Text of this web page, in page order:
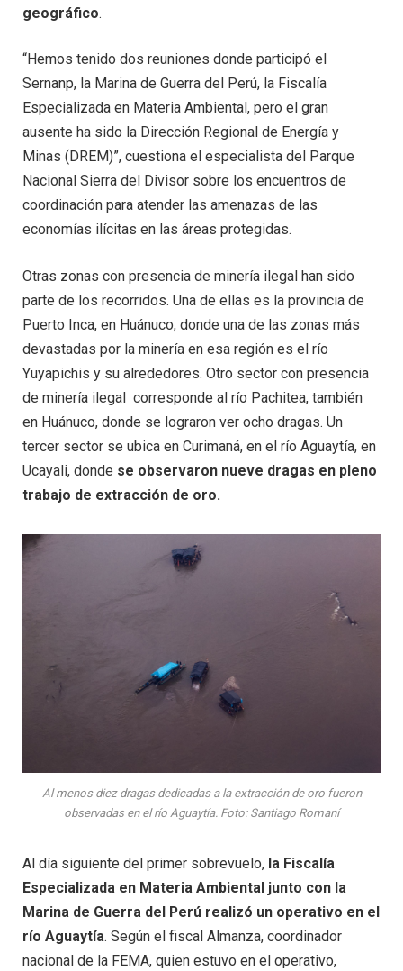
geográfico.
“Hemos tenido dos reuniones donde participó el
Sernanp, la Marina de Guerra del Perú, la Fiscalía
Especializada en Materia Ambiental, pero el gran
ausente ha sido la Dirección Regional de Energía y
Minas (DREM)”, cuestiona el especialista del Parque
Nacional Sierra del Divisor sobre los encuentros de
coordinación para atender las amenazas de las
economías ilícitas en las áreas protegidas.
Otras zonas con presencia de minería ilegal han sido
parte de los recorridos. Una de ellas es la provincia de
Puerto Inca, en Huánuco, donde una de las zonas más
devastadas por la minería en esa región es el río
Yuyapichis y su alrededores. Otro sector con presencia
de minería ilegal corresponde al río Pachitea, también
en Huánuco, donde se lograron ver ocho dragas. Un
tercer sector se ubica en Curimaná, en el río Aguaytía, en
Ucayali, donde se observaron nueve dragas en pleno
trabajo de extracción de oro.
Al menos diez dragas dedicadas a la extracción de oro fueron
observadas en el río Aguaytía. Foto: Santiago Romaní
Al día siguiente del primer sobrevuelo, la Fiscalía
Especializada en Materia Ambiental junto con la
Marina de Guerra del Perú realizó un operativo en el
río Aguaytía. Según el fiscal Almanza, coordinador
nacional de la FEMA, quien estuvo en el operativo,